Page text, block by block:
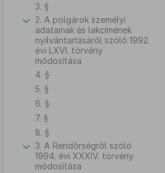
3. §
2. A polgárok személyi
adatainak és lakcímének
nyilvántartásáról szóló 1992.
évi LXVI. törvény
módosítása
4. §
5. §
6. §
7. §
8. §
3. A Rendőrségről szóló
1994. évi XXXIV. törvény
módosítása